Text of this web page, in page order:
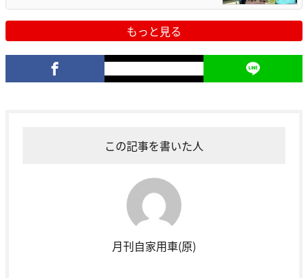
もっと見る
この記事を書いた人
月刊自家用車(原)